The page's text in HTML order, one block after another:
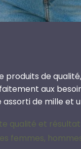
produits de
aux
de mille et
qualité et
femmes,